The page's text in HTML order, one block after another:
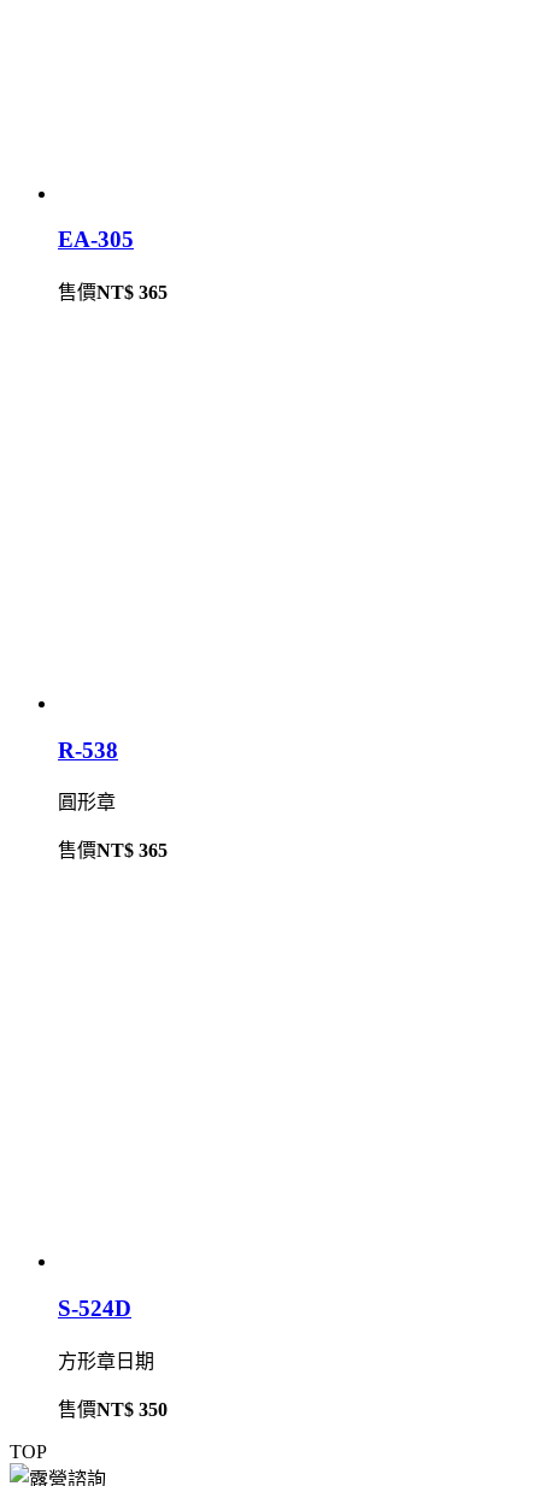
EA-305
售價NT$ 365
R-538
圓形章
售價NT$ 365
S-524D
方形章日期
售價NT$ 350
TOP